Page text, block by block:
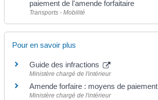
paiement de l'amende forfaitaire
Transports - Mobilité
Pour en savoir plus
Guide des infractions
Ministère chargé de l'intérieur
Amende forfaire : moyens de paiement
Ministère chargé de l'intérieur